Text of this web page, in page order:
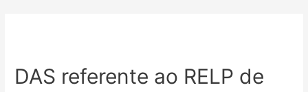
DAS referente ao RELP de